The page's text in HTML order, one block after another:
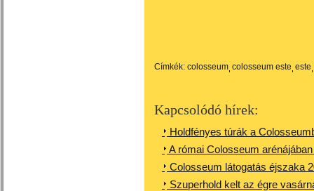
Címkék: colosseum colosseum este este
Kapcsolódó hírek:
Holdfényes túrák a
A római Colosseum
Colosseum látogatás éjszaka
Szuperhold kelt az égre